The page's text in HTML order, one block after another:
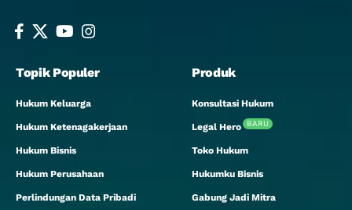
Topik Populer
Hukum Keluarga
Hukum Ketenagakerjaan
Hukum Bisnis
Hukum Perusahaan
Perlindungan Data Pribadi
Produk
Konsultasi Hukum
Legal Hero BARU
Toko Hukum
Hukumku Bisnis
Gabung Jadi Mitra